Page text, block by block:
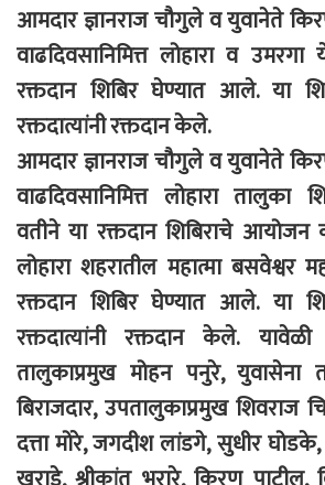
आमदार ज्ञानराज चौगुले व युवानेते
वाढदिवसानिमित्त लोहारा व
रक्तदान शिबिर घेण्यात आले. या
रक्तदात्यांनी रक्तदान केले.
आमदार ज्ञानराज चौगुले व युवानेते
वाढदिवसानिमित्त लोहारा तालुका
वतीने या रक्तदान शिबिराचे
लोहारा शहरातील महात्मा बसवेश्वर
रक्तदान शिबिर घेण्यात आले. या
रक्तदात्यांनी रक्तदान केले.
तालुकाप्रमुख मोहन पनुरे, युवासेना
बिराजदार, उपतालुकाप्रमुख शिवराज
दत्ता मोरे, जगदीश लांडगे, सुधीर